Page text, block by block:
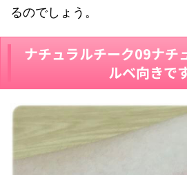
るのでしょう。
ナチュラルチーク09ナチ
ルベ向きで